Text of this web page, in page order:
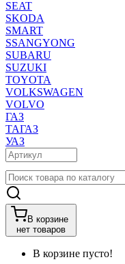
SEAT
SKODA
SMART
SSANGYONG
SUBARU
SUZUKI
TOYOTA
VOLKSWAGEN
VOLVO
ГАЗ
ТАГАЗ
УАЗ
В корзине
нет товаров
В корзине пусто!